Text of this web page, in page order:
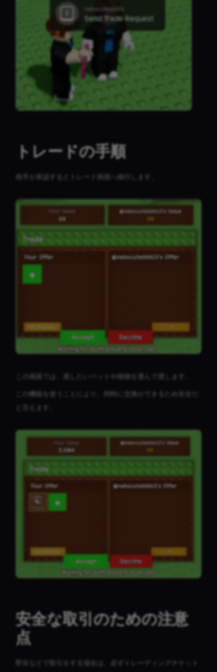
トレードの手順
相手が承認するとトレード画面へ移行します。
この画面では、渡したいペットや植物を選んで渡します。
この機能を使うことにより、同時に交換ができるため安全だ
と言えます。
安全な取引のための注意
点
野良などで取引をする場合は、必ずトレーディングチケット